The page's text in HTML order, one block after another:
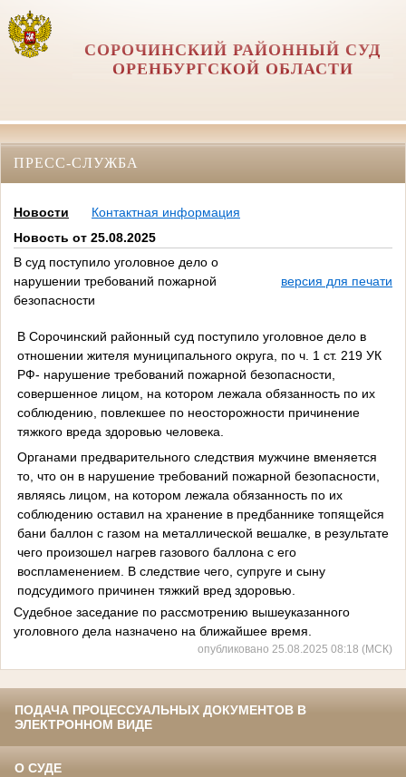
СОРОЧИНСКИЙ РАЙОННЫЙ СУД
ОРЕНБУРГСКОЙ ОБЛАСТИ
ПРЕСС-СЛУЖБА
Новости
Контактная информация
Новость от 25.08.2025
В суд поступило уголовное дело о
нарушении требований пожарной
безопасности
версия для печати
В Сорочинский районный суд поступило уголовное дело в
отношении жителя муниципального округа, по ч. 1 ст. 219 УК
РФ- нарушение требований пожарной безопасности,
совершенное лицом, на котором лежала обязанность по их
соблюдению, повлекшее по неосторожности причинение
тяжкого вреда здоровью человека.
Органами предварительного следствия мужчине вменяется
то, что он в нарушение требований пожарной безопасности,
являясь лицом, на котором лежала обязанность по их
соблюдению оставил на хранение в предбаннике топящейся
бани баллон с газом на металлической вешалке, в результате
чего произошел нагрев газового баллона с его
воспламенением. В следствие чего, супруге и сыну
подсудимого причинен тяжкий вред здоровью.
Судебное заседание по рассмотрению вышеуказанного
уголовного дела назначено на ближайшее время.
опубликовано 25.08.2025 08:18 (МСК)
ПОДАЧА ПРОЦЕССУАЛЬНЫХ ДОКУМЕНТОВ В
ЭЛЕКТРОННОМ ВИДЕ
О СУДЕ